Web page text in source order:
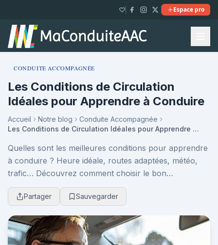
Espace pro
CONDUITE ACCOMPAGNÉE
Les Conditions de Circulation
Idéales pour Apprendre à Conduire
Accueil Notre blog
Conduite Accompagnée
Les Conditions de Circulation Idéales pour Apprendre à Conduire
Quelles sont les meilleures conditions pour apprendre
à conduire ? Heure idéale, routes adaptées, météo,
trafic… Découvrez comment choisir le bon
environnement pour progresser plus vite, en sécurité,
Partager Sauvegarder